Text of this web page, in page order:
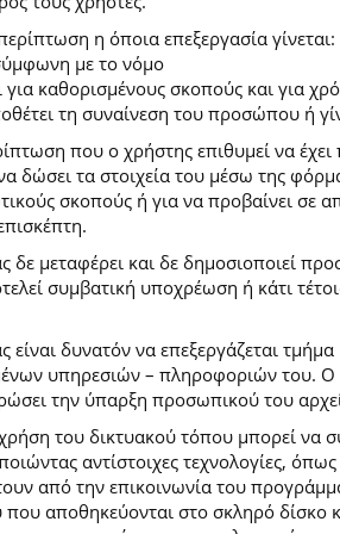
η όποια επεξεργασία γίνεται:
με το νόμο
για καθορισμένους σκοπούς και για
τη συναίνεση του προσώπου ή
που ο χρήστης επιθυμεί να
δώσει τα στοιχεία του μέσω της
σκοπούς ή για να προβαίνει σε
δε μεταφέρει και δε δημοσιοποιεί
συμβατική υποχρέωση ή κάτι
είναι δυνατόν να επεξεργάζεται
υπηρεσιών – πληροφοριών του. Ο
την ύπαρξη προσωπικού του
του δικτυακού τόπου μπορεί να
αντίστοιχες τεχνολογίες,
από την επικοινωνία του
που αποθηκεύονται στο σκληρό